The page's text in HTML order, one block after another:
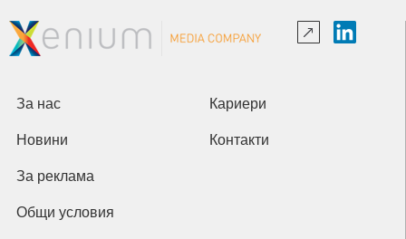
За нас Кариери
Новини Контакти
За реклама
Общи условия